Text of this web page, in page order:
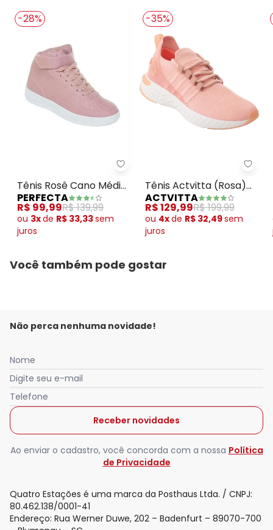
julho/2026
junho/2026
abril/2026
março/2026
fevereiro/2026
-28%
Perfecta - Tênis Rosê Cano
Tênis Rosê Cano Médio
com Velcro
PERFECTA
R$ 99,99R$ 139,99
ou 3xde R$ 33,33sem
juros
-35%
Tênis Actvitta (Rosa)
em Tecido
ACTVITTA
R$ 129,99R$ 199,99
ou 4xde R$ 32,49sem
juros
Você também pode gostar
Não perca nenhuma novidade!
Nome
Digite seu e-mail
Telefone
Receber novidades
Ao enviar o cadastro, você concorda com a nossa Política
de Privacidade
Quatro Estações é uma marca da Posthaus Ltda. / CNPJ:
80.462.138/0001-41
Endereço: Rua Werner Duwe, 202 – Badenfurt – 89070-700